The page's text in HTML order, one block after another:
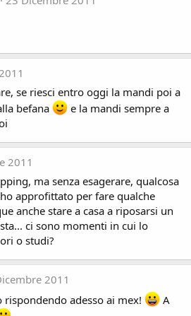
se riesci entro oggi la mandi poi a
befana
e la mandi sempre a
2011
ma senza esagerare, qualcosa
approfittato per fare qualche
anche stare a casa a riposarsi un
ci sono momenti in cui lo
o studi?
2011
rispondendo adesso ai mex!
A